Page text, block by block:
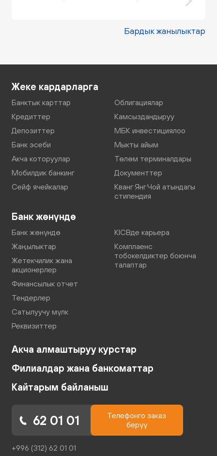
Бардык жанылыктар
Жеке кардарларга
Банктык карттар
Кредиттер
Депозиттер
Банк эсеби
Акча которуулар
Мобилдик банкинг
Сейф ячейкалар
Облигациялар
Камсыздандыруу
МБК инвестициялоо
Мыкты айым
Төлөм терминалдары
Документтер
Кванг Янг Чой атындагы
стипендия
Банк жөнүндө
Банк жөнүндө
Жаңылыктар
Жетекчилик жана
акционерлер
Финансылык отчет
Тендерлер
Сатылуучу мүлк
Реквизиттер
KICBде карьера
Комплаенс
тобокелдиктер боюнча
талаптар
Акча алмаштыруу курстар
Филиалдар жана банкоматтар
Кайтарым байланыш
62 01 01
Телефонго заказ
берүү
+996 (312) 62 01 01